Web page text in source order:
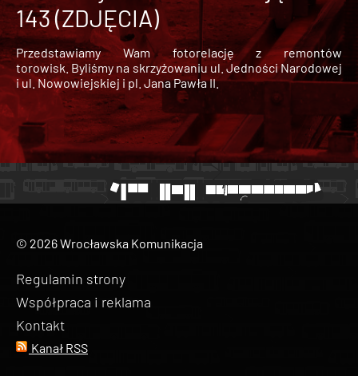
143 (ZDJĘCIA)
Przedstawiamy Wam fotorelację z remontów
torowisk. Byliśmy na skrzyżowaniu ul. Jedności Narodowej
i ul. Nowowiejskiej i pl. Jana Pawła II.
© 2026 Wrocławska Komunikacja
Regulamin strony
Współpraca i reklama
Kontakt
Kanał RSS